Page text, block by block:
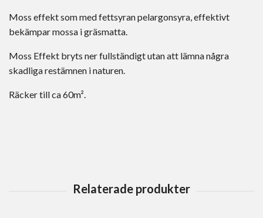
Moss effekt som med fettsyran pelargonsyra, effektivt
bekämpar mossa i gräsmatta.
Moss Effekt bryts ner fullständigt utan att lämna några
skadliga restämnen i naturen.
Räcker till ca 60m².